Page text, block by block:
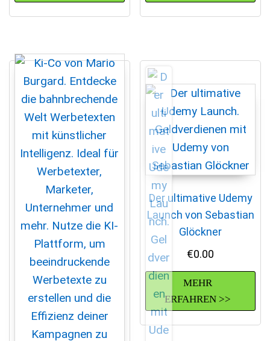
Der ultimative Udemy
Launch von Sebastian
Glöckner
€0.00
MEHR
ERFAHREN >>